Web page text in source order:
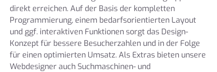
direkt erreichen. Auf der Basis der kompletten
Programmierung, einem bedarfsorientierten Layout
und ggf. interaktiven Funktionen sorgt das Design-
Konzept für bessere Besucherzahlen und in der Folge
für einen optimierten Umsatz. Als Extras bieten unsere
Webdesigner auch Suchmaschinen- und